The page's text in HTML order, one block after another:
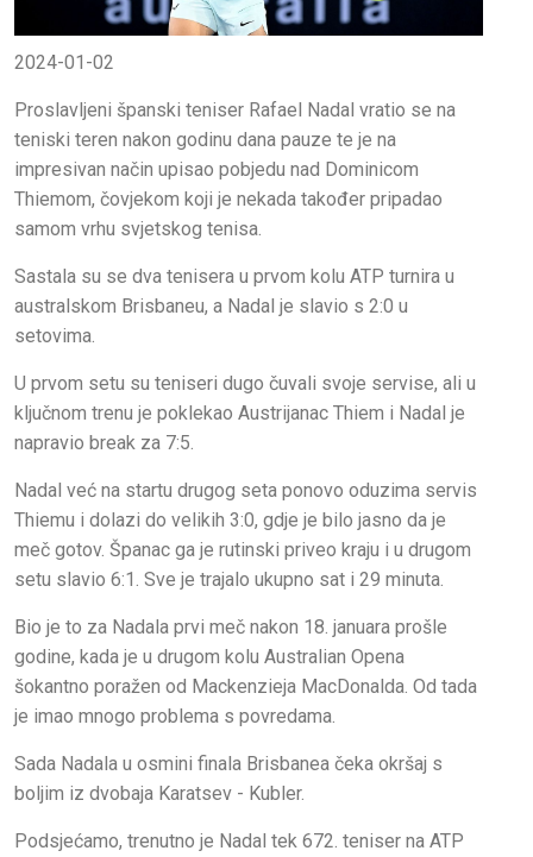
2024-01-02
Proslavljeni španski teniser Rafael Nadal vratio se na
teniski teren nakon godinu dana pauze te je na
impresivan način upisao pobjedu nad Dominicom
Thiemom, čovjekom koji je nekada također pripadao
samom vrhu svjetskog tenisa.
Sastala su se dva tenisera u prvom kolu ATP turnira u
australskom Brisbaneu, a Nadal je slavio s 2:0 u
setovima.
U prvom setu su teniseri dugo čuvali svoje servise, ali u
ključnom trenu je poklekao Austrijanac Thiem i Nadal je
napravio break za 7:5.
Nadal već na startu drugog seta ponovo oduzima servis
Thiemu i dolazi do velikih 3:0, gdje je bilo jasno da je
meč gotov. Španac ga je rutinski priveo kraju i u drugom
setu slavio 6:1. Sve je trajalo ukupno sat i 29 minuta.
Bio je to za Nadala prvi meč nakon 18. januara prošle
godine, kada je u drugom kolu Australian Opena
šokantno poražen od Mackenzieja MacDonalda. Od tada
je imao mnogo problema s povredama.
Sada Nadala u osmini finala Brisbanea čeka okršaj s
boljim iz dvobaja Karatsev - Kubler.
Podsjećamo, trenutno je Nadal tek 672. teniser na ATP